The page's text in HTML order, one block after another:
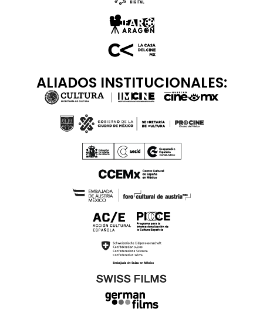
ALIADOS INSTITUCIONALES: